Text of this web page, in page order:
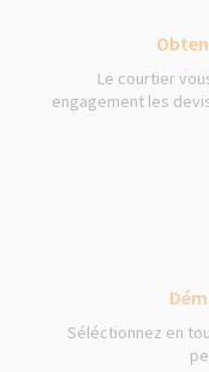
Le courtier
engagement les
Séléctionnez en